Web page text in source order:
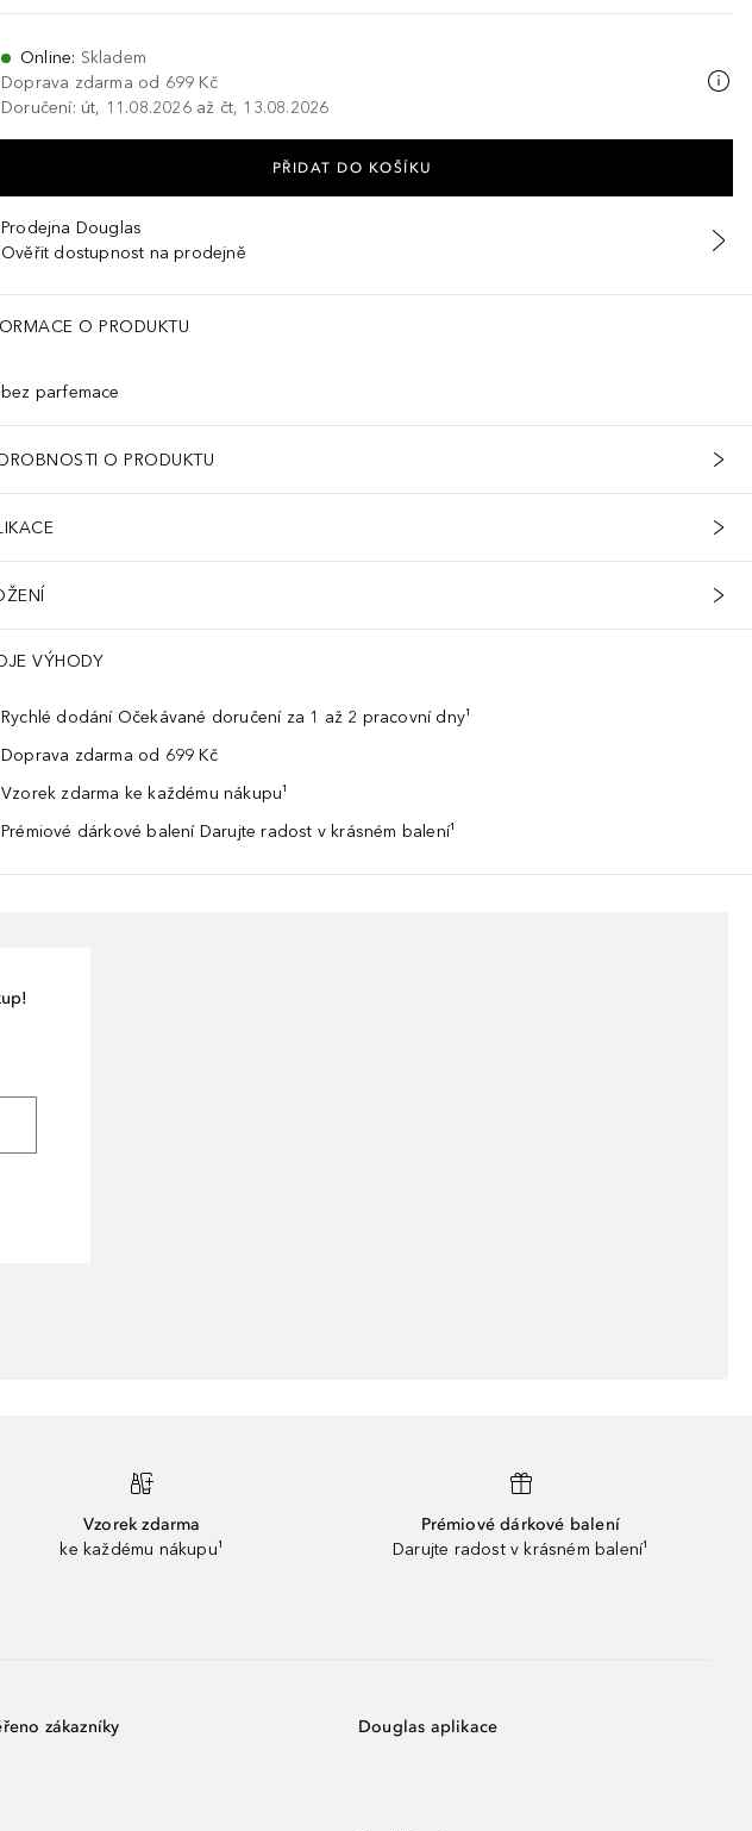
Online: Skladem
Doprava zdarma od 699 Kč
Doručení: út, 11.08.2026 až čt, 13.08.2026
PŘIDAT DO KOŠÍKU
Prodejna Douglas
Ověřit dostupnost na prodejně
O PRODUKTU
bez parfemace
O PRODUKTU
VÝHODY
Rychlé dodání Očekávané doručení za 1 až 2 pracovní dny¹
Doprava zdarma od 699 Kč
Vzorek zdarma ke každému nákupu¹
Prémiové dárkové balení Darujte radost v krásném balení¹
Vzorek zdarma
ke každému nákupu¹
Prémiové dárkové balení
Darujte radost v krásném balení¹
zákazníky Douglas aplikace